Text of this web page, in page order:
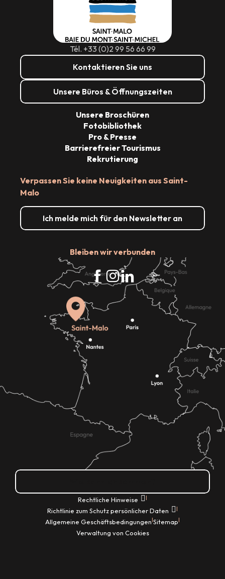
Tél. +33 (0)2 99 56 66 99
Kontaktieren Sie uns
Unsere Büros & Öffnungszeiten
Verpassen Sie keine Neuigkeiten aus Saint-
Malo
Ich melde mich für den Newsletter an
Bleiben wir verbunden
Unsere Broschüren
Fotobibliothek
Pro & Presse
Barrierefreier Tourismus
Rekrutierung
Rechtliche Hinweise |
Richtlinie zum Schutz persönlicher Daten |
Allgemeine Geschäftsbedingungen|Sitemap|
Verwaltung von Cookies